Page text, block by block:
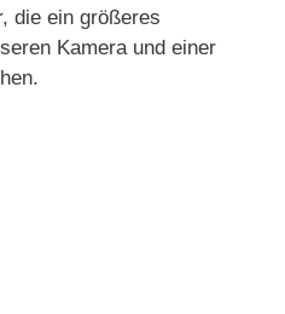
die ein größeres
Kamera und einer